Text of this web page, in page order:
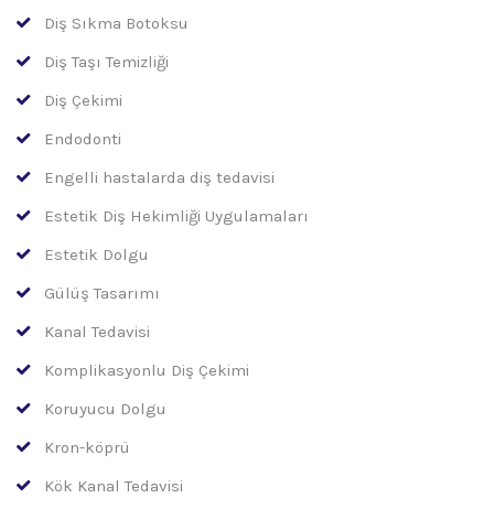
Diş Sıkma Botoksu
Diş Taşı Temizliği
Diş Çekimi
Endodonti
Engelli hastalarda diş tedavisi
Estetik Diş Hekimliği Uygulamaları
Estetik Dolgu
Gülüş Tasarımı
Kanal Tedavisi
Komplikasyonlu Diş Çekimi
Koruyucu Dolgu
Kron-köprü
Kök Kanal Tedavisi